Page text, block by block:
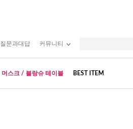
질문과대답 커뮤니티
머스크 / 블랑슈 테이블 BEST ITEM